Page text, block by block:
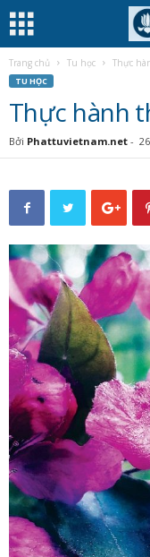
Trang chủ Tu học Thực
TU HỌC
Thực hành
Bởi Phattuvietnam.net -